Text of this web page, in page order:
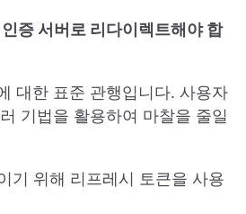
증 서버로 리다이렉트해야 합
대한 표준 관행입니다. 사용자
기법을 활용하여 마찰을 줄일
기 위해 리프레시 토큰을 사용